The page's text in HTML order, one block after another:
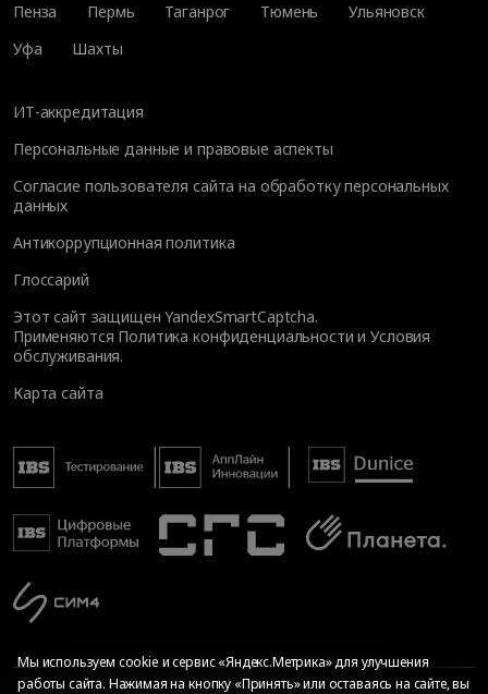
Пенза
Пермь Таганрог Тюмень
Ульяновск
Уфа
Шахты
ИТ-аккредитация
Персональные данные и правовые аспекты
Согласие пользователя сайта на обработку персональных
данных
Антикоррупционная политика
Глоссарий
Этот сайт защищен YandexSmartCaptcha.
Применяются Политика конфиденциальности иУсловия
обслуживания.
Карта сайта
Мы используем cookie и сервис «Яндекс.Метрика» для улучшения
работы сайта. Нажимая на кнопку «Принять» или оставаясь на сайте, вы